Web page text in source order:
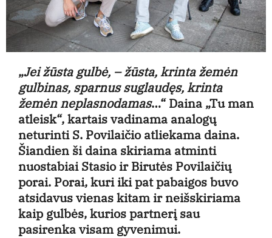
„Jei žūsta gulbė, – žūsta, krinta žemėn
gulbinas, sparnus suglaudęs, krinta
žemėn neplasnodamas…“ Daina „Tu man
atleisk“, kartais vadinama analogų
neturinti S. Povilaičio atliekama daina.
Šiandien ši daina skiriama atminti
nuostabiai Stasio ir Birutės Povilaičių
porai. Porai, kuri iki pat pabaigos buvo
atsidavus vienas kitam ir neišskiriama
kaip gulbės, kurios partnerį sau
pasirenka visam gyvenimui.